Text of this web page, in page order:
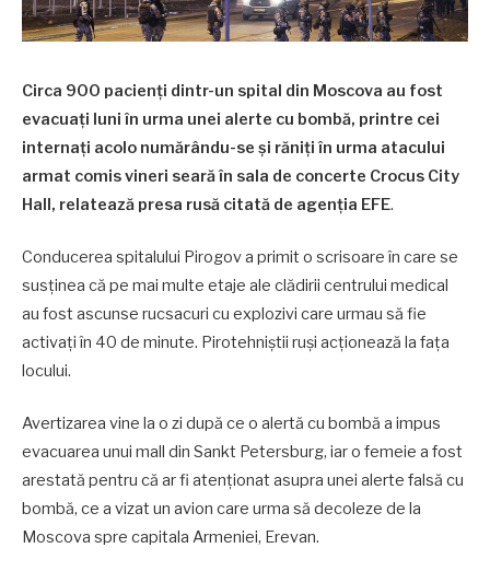
Circa 900 pacienţi dintr-un spital din Moscova au fost
evacuaţi luni în urma unei alerte cu bombă, printre cei
internaţi acolo numărându-se şi răniţi în urma atacului
armat comis vineri seară în sala de concerte Crocus City
Hall, relatează presa rusă citată de agenţia EFE.
Conducerea spitalului Pirogov a primit o scrisoare în care se
susţinea că pe mai multe etaje ale clădirii centrului medical
au fost ascunse rucsacuri cu explozivi care urmau să fie
activaţi în 40 de minute. Pirotehniştii ruşi acţionează la faţa
locului.
Avertizarea vine la o zi după ce o alertă cu bombă a impus
evacuarea unui mall din Sankt Petersburg, iar o femeie a fost
arestată pentru că ar fi atenționat asupra unei alerte falsă cu
bombă, ce a vizat un avion care urma să decoleze de la
Moscova spre capitala Armeniei, Erevan.